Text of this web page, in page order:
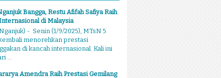
Bangga, Restu Afifah Safiya Raih
di Malaysia
- Senin (1/9/2025), MTsN 5
menorehkan prestasi
di kancah internasional. Kali ini
...
Amendra Raih Prestasi Gemilang